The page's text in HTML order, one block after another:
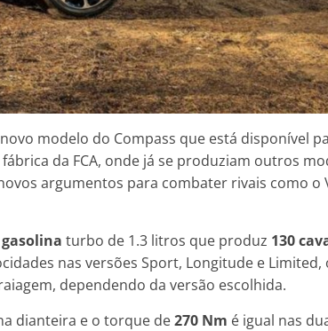
modelo do Compass que está disponível
da FCA, onde já se produziam outros
argumentos para combater rivais como o
gasolina turbo de 1.3 litros que produz 130
nas versões Sport, Longitude e Limited,
dependendo da versão escolhida.
dianteira e o torque de270 Nm é igual nas